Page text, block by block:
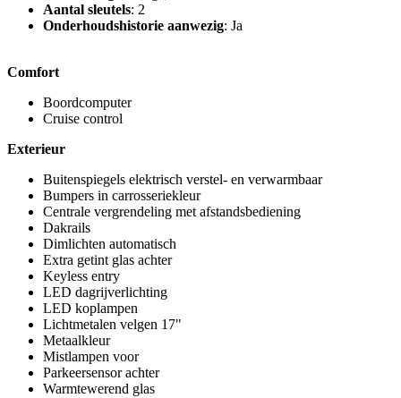
Aantal sleutels: 2
Onderhoudshistorie aanwezig: Ja
Comfort
Boordcomputer
Cruise control
Exterieur
Buitenspiegels elektrisch verstel- en verwarmbaar
Bumpers in carrosseriekleur
Centrale vergrendeling met afstandsbediening
Dakrails
Dimlichten automatisch
Extra getint glas achter
Keyless entry
LED dagrijverlichting
LED koplampen
Lichtmetalen velgen 17"
Metaalkleur
Mistlampen voor
Parkeersensor achter
Warmtewerend glas